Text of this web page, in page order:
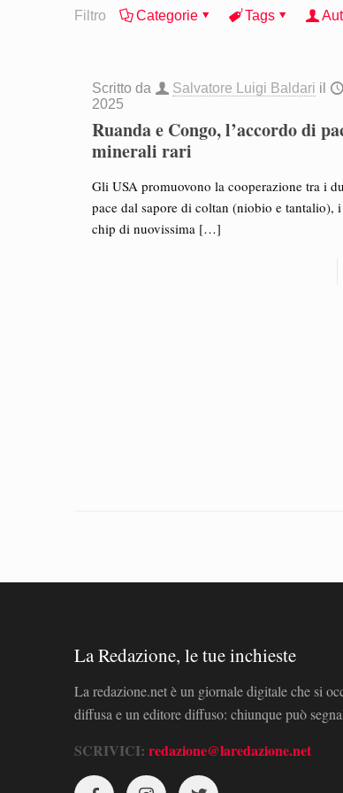
Filtro Categorie Tags
Scritto da Salvatore Luigi Baldari il
2025
Ruanda e Congo, l’accordo di
minerali rari
Gli USA promuovono la cooperazione tra i
pace dal sapore di coltan (niobio e tantalio),
chip di nuovissima […]
La Redazione, le tue inchieste
La redazione.net è un giornale digitale che si
diffusa e un editore diffuso: chiunque può
SCRIVICI: redazione@laredazione.net